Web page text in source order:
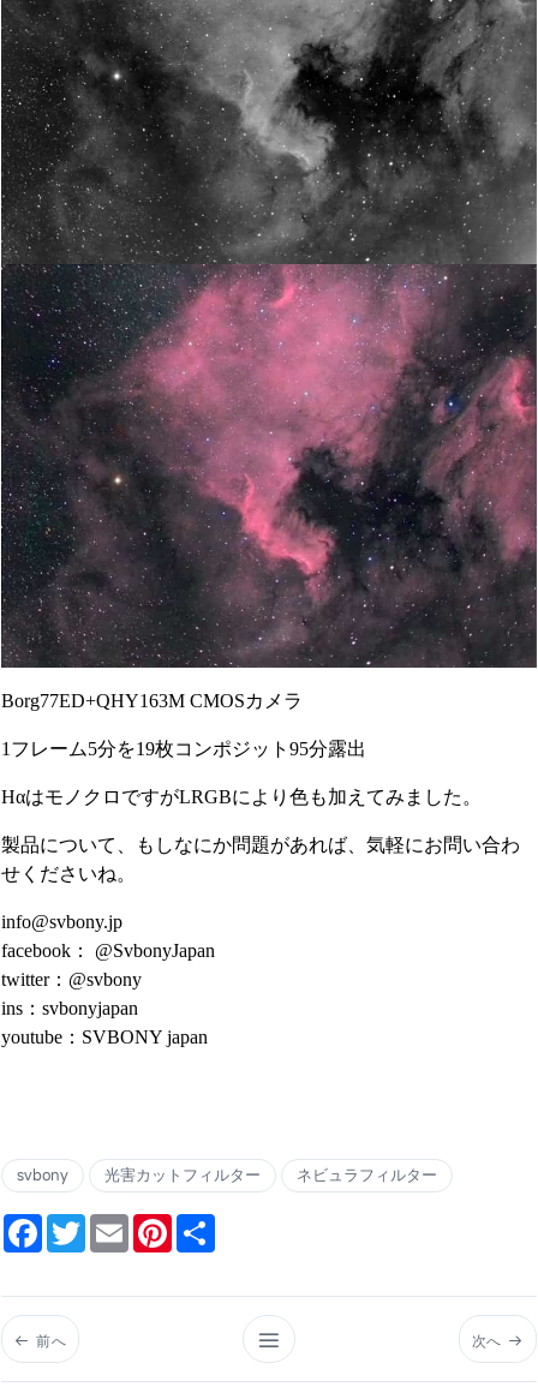
Borg77ED+QHY163M CMOSカメラ
1フレーム5分を19枚コンポジット95分露出
HαはモノクロですがLRGBにより色も加えてみました。
製品について、もしなにか問題があれば、気軽にお問い合わ
せくださいね。
info@svbony.jp
facebook： @SvbonyJapan
twitter：@svbony
ins：svbonyjapan
youtube：SVBONY japan
svbony 光害カットフィルター ネビュラフィルター
FacebookTwitterEmail Pinterest
前へ 次へ